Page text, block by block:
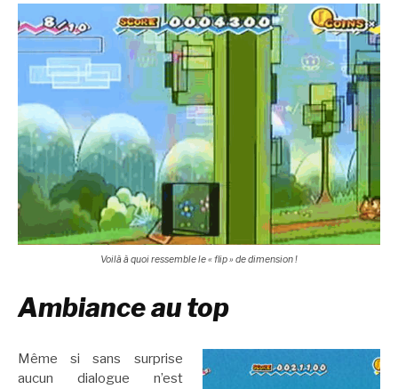
Voilà à quoi ressemble le « flip » de dimension !
Ambiance au top
Même si sans surprise
aucun dialogue n’est